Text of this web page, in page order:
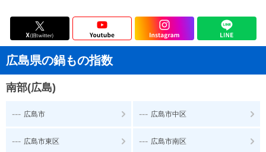
広島県の鍋もの指数
南部(広島)
--- 広島市 --- 広島市中区
--- 広島市東区 --- 広島市南区